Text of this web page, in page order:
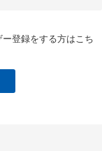
登録をする方はこち